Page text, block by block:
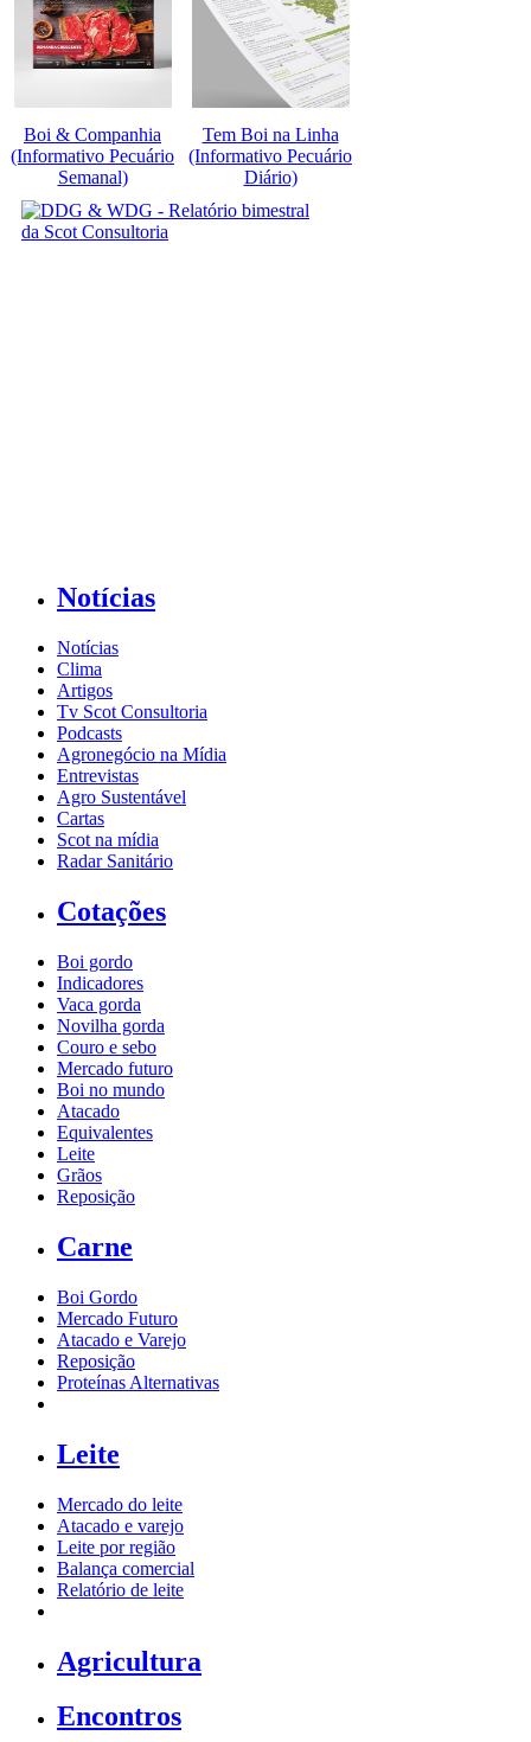
Boi & Companhia
(Informativo Pecuário
Semanal)
Tem Boi na Linha
(Informativo Pecuário
Diário)
Notícias
Notícias
Clima
Artigos
Tv Scot Consultoria
Podcasts
Agronegócio na Mídia
Entrevistas
Agro Sustentável
Cartas
Scot na mídia
Radar Sanitário
Cotações
Boi gordo
Indicadores
Vaca gorda
Novilha gorda
Couro e sebo
Mercado futuro
Boi no mundo
Atacado
Equivalentes
Leite
Grãos
Reposição
Carne
Boi Gordo
Mercado Futuro
Atacado e Varejo
Reposição
Proteínas Alternativas
Leite
Mercado do leite
Atacado e varejo
Leite por região
Balança comercial
Relatório de leite
Agricultura
Encontros